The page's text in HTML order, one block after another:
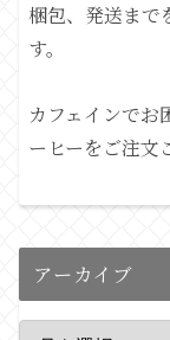
梱包、発送まで
す。
カフェインでお
ーヒーをご注文
アーカイブ